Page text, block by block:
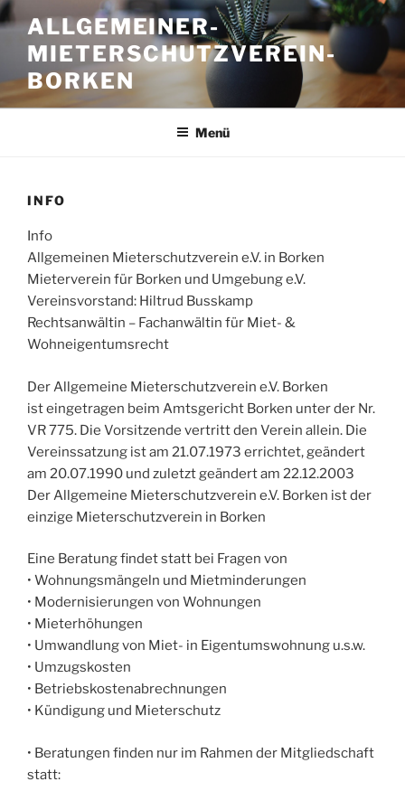
Zum
Inhalt
springen
ALLGEMEINER-
MIETERSCHUTZVEREIN-
BORKEN
Menü
INFO
Info
Allgemeinen Mieterschutzverein e.V. in Borken
Mieterverein für Borken und Umgebung e.V.
Vereinsvorstand: Hiltrud Busskamp
Rechtsanwältin – Fachanwältin für Miet- &
Wohneigentumsrecht
Der Allgemeine Mieterschutzverein e.V. Borken
ist eingetragen beim Amtsgericht Borken unter der Nr.
VR 775. Die Vorsitzende vertritt den Verein allein. Die
Vereinssatzung ist am 21.07.1973 errichtet, geändert
am 20.07.1990 und zuletzt geändert am 22.12.2003
Der Allgemeine Mieterschutzverein e.V. Borken ist der
einzige Mieterschutzverein in Borken
Eine Beratung findet statt bei Fragen von
• Wohnungsmängeln und Mietminderungen
• Modernisierungen von Wohnungen
• Mieterhöhungen
• Umwandlung von Miet- in Eigentumswohnung u.s.w.
• Umzugskosten
• Betriebskostenabrechnungen
• Kündigung und Mieterschutz
• Beratungen finden nur im Rahmen der Mitgliedschaft
statt: